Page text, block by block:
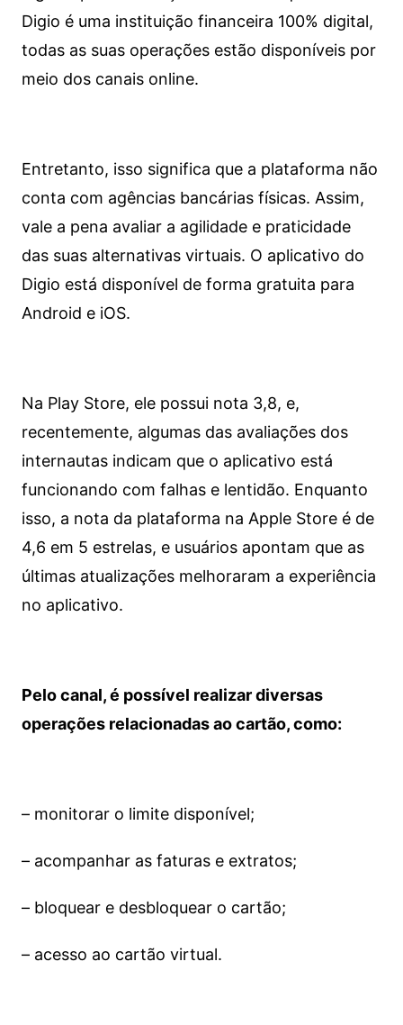
Digio é uma instituição financeira 100% digital,
todas as suas operações estão disponíveis por
meio dos canais online.
Entretanto, isso significa que a plataforma não
conta com agências bancárias físicas. Assim,
vale a pena avaliar a agilidade e praticidade
das suas alternativas virtuais. O aplicativo do
Digio está disponível de forma gratuita para
Android e iOS.
Na Play Store, ele possui nota 3,8, e,
recentemente, algumas das avaliações dos
internautas indicam que o aplicativo está
funcionando com falhas e lentidão. Enquanto
isso, a nota da plataforma na Apple Store é de
4,6 em 5 estrelas, e usuários apontam que as
últimas atualizações melhoraram a experiência
no aplicativo.
Pelo canal, é possível realizar diversas
operações relacionadas ao cartão, como:
– monitorar o limite disponível;
– acompanhar as faturas e extratos;
– bloquear e desbloquear o cartão;
– acesso ao cartão virtual.